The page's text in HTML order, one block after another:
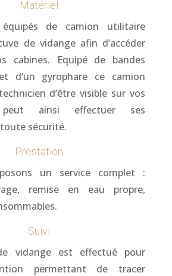
Matériel
de camion utilitaire
de vidange afin d’accéder
cabines. Equipé de bandes
d’un gyrophare ce camion
d’être visible sur vos
ainsi effectuer ses
sécurité.
Prestation
un service complet :
remise en eau propre,
Suivi
vidange est effectué pour
permettant de tracer